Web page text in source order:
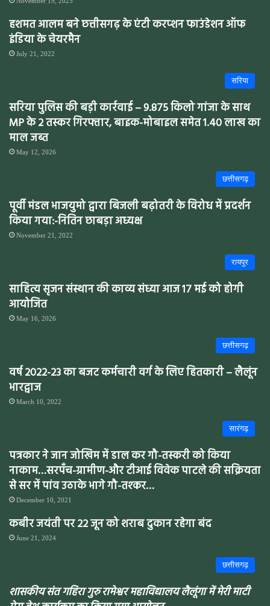
हशमत आलम बने छत्तीसगढ़ के एंटी करप्शन फाउंडेशन ऑफ
इंडिया के चेयरमैन
July 21, 2022
सरिया
सरिया पुलिस की बड़ी कार्रवाई – 9.875 किलो गांजा के साथ
MP के 2 तस्कर गिरफ्तार, बाइक-मोबाइल समेत 1.40 लाख का
माल जब्त
May 12, 2026
छत्तीसगढ़
पूर्वी मंडल भाजयुमो द्वारा बिजली बढ़ोतरी के विरोध में प्रदर्शन
किया गया:-नितिन छाबड़ा अध्यक्ष
November 21, 2022
रायपुर
साहित्य सृजन संस्थान की काव्य संध्या आज 17 मई को होगी
आयोजित
May 16, 2026
छत्तीसगढ़
वर्ष 2022-23 का बजट कर्मचारी वर्ग के लिए हितकारी – लैलूंन
भारद्वाज
March 10, 2022
सारंगढ़
पत्रकार ने जान जोखिम में डाल कर गौ-तस्करी को किया
नाकाम…सरपँच-ग्रामीण-और टीआई विवेक पाटले की सक्रियता
से सर में पांव उठाके भागे गौ-तश्कर…
December 10, 2021
कबीर जयंती पर 22 जून को शराब दुकान रहेगा बंद
June 21, 2024
छत्तीसगढ़
शासकीय संत गहिरा गुरु रामेश्वर महाविद्यालय लैलूंगा मेंमेरी माटी